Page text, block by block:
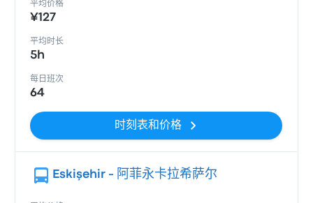
平均价格
¥127
平均时长
5h
每日班次
64
时刻表和价格
Eskişehir - 阿菲永卡拉希萨尔